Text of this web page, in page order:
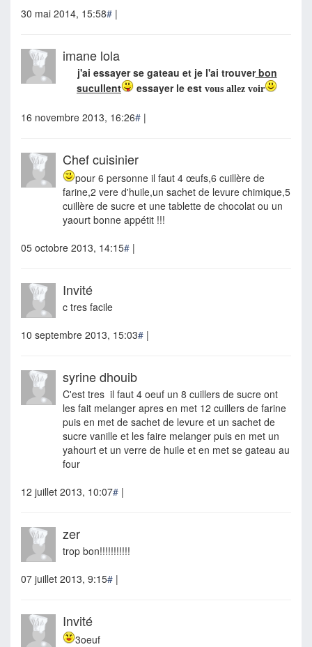
30 mai 2014, 15:58# |
imane lola
j'ai essayer se gateau et je l'ai trouverbon
sucullent
essayer le est vous allez voir
16 novembre 2013, 16:26# |
Chef cuisinier
pour 6 personne il faut 4 œufs,6 cuillère de
farine,2 vere d'huile,un sachet de levure chimique,5
cuillère de sucre et une tablette de chocolat ou un
yaourt bonne appétit !!!
05 octobre 2013, 14:15# |
Invité
c tres facile
10 septembre 2013, 15:03# |
syrine dhouib
C'est tres il faut 4 oeuf un 8 cuillers de sucre ont
les fait melanger apres en met 12 cuillers de farine
puis en met de sachet de levure et un sachet de
sucre vanille et les faire melanger puis en met un
yahourt et un verre de huile et en met se gateau au
four
12 juillet 2013, 10:07# |
zer
trop bon!!!!!!!!!!!
07 juillet 2013, 9:15# |
Invité
3oeuf